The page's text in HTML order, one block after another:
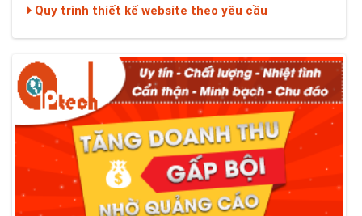
Quy trình thiết kế website theo yêu cầu